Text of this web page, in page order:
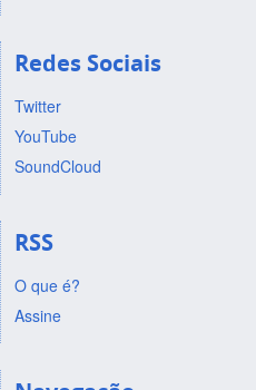
Redes Sociais
Twitter
YouTube
SoundCloud
RSS
O que é?
Assine